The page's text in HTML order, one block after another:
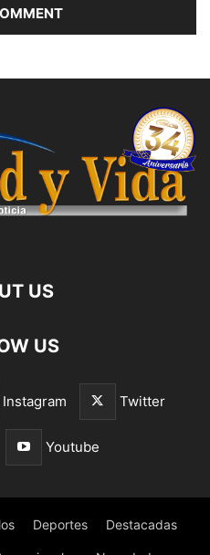
US
US
Instagram Twitter
Youtube
Deportes Destacadas